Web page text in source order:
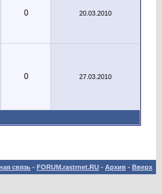
0 20.03.2010
0 27.03.2010
связь - FORUM.rastrnet.RU - Архив - Вверх